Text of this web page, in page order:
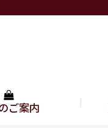
ご案内